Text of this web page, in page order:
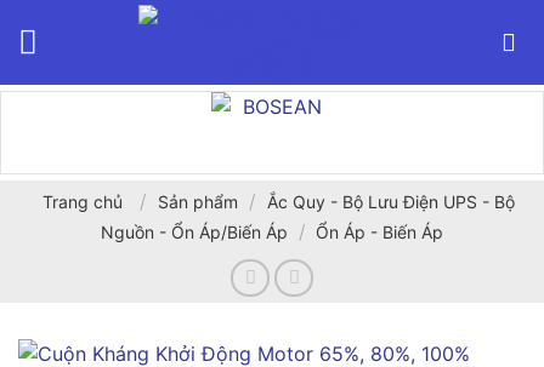
Trang chủ / Sản phẩm /
Ắc Quy - Bộ Lưu Điện UPS - Bộ
Nguồn - Ổn Áp/Biến Áp
/ Ổn Áp - Biến Áp